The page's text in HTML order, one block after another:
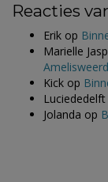
Reacties
Erik op
Marielle
Amelisweerd
Kick op
Luciededelft
Jolanda op